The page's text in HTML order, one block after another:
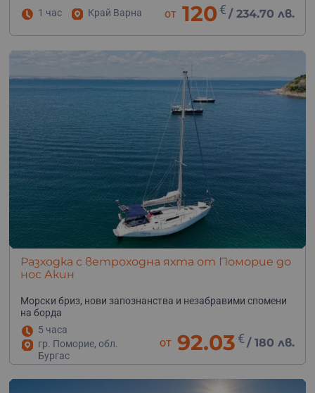
1 час Край Варна от 120 € / 234.70 лв.
Разходка с ветроходна яхта от Поморие до
нос Акин
Морски бриз, нови запознанства и незабравими спомени
на борда
5 часа
гр. Поморие, обл.
Бургас
от 92.03 € /180 лв.